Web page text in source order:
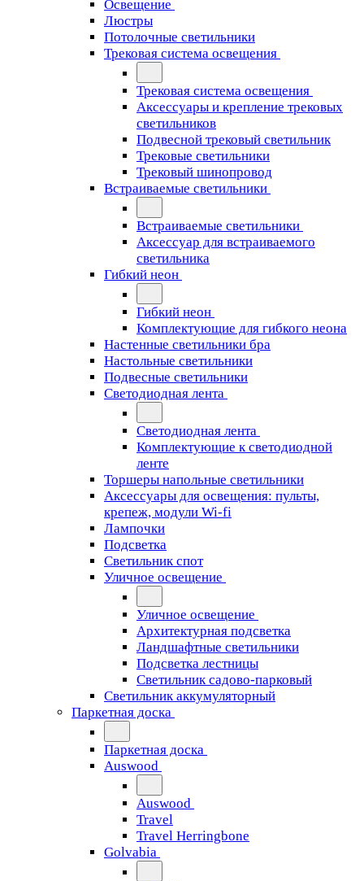
Освещение
Люстры
Потолочные светильники
Трековая система освещения
Трековая система освещения
Аксессуары и крепление трековых
светильников
Подвесной трековый светильник
Трековые светильники
Трековый шинопровод
Встраиваемые светильники
Встраиваемые светильники
Аксессуар для встраиваемого
светильника
Гибкий неон
Гибкий неон
Комплектующие для гибкого неона
Настенные светильники бра
Настольные светильники
Подвесные светильники
Светодиодная лента
Светодиодная лента
Комплектующие к светодиодной
ленте
Торшеры напольные светильники
Аксессуары для освещения: пульты,
крепеж, модули Wi-fi
Лампочки
Подсветка
Светильник спот
Уличное освещение
Уличное освещение
Архитектурная подсветка
Ландшафтные светильники
Подсветка лестницы
Светильник садово-парковый
Светильник аккумуляторный
Паркетная доска
Паркетная доска
Auswood
Auswood
Travel
Travel Herringbone
Golvabia